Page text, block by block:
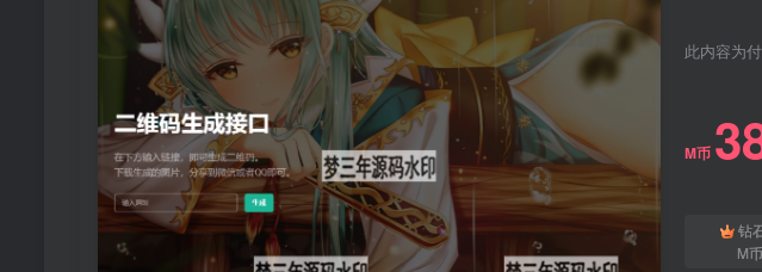
此内容为
M币
钻
M币